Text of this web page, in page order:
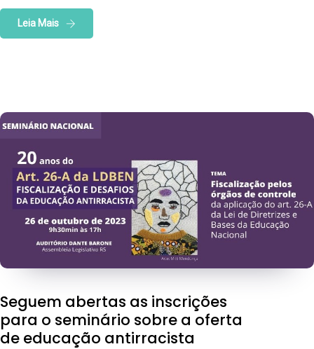
Leia Mais
Seguem abertas as inscrições
para o seminário sobre a oferta
de educação antirracista